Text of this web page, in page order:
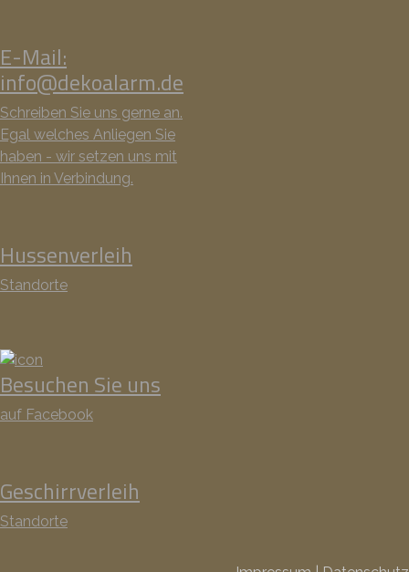
E-Mail:
info@dekoalarm.de
Schreiben Sie uns gerne an.
Egal welches Anliegen Sie
haben - wir setzen uns mit
Ihnen in Verbindung.
Hussenverleih
Standorte
Besuchen Sie uns
auf Facebook
Geschirrverleih
Standorte